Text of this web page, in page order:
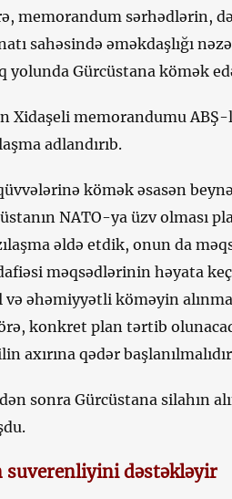
memorandum sərhədlərin,
sahəsində əməkdaşlığı
Gürcüstana kömək
Xidaşeli memorandumu ABŞ-
adlandırıb.
kömək əsasən
NATO-ya üzv olması
əldə etdik, onun da
məqsədlərinin həyata
əhəmiyyətli köməyin
konkret plan tərtib
axırına qədər
sonra Gürcüstana silahın
suverenliyini dəstəkləyir